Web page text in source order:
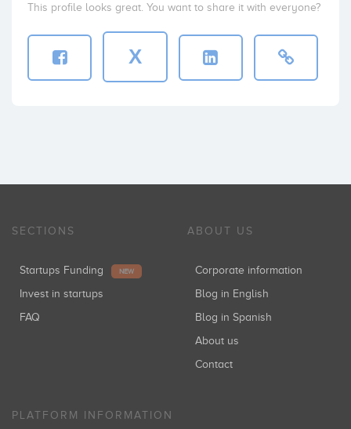
This profile looks great. You want to share it with everyone?
X
SECTIONS
Startups Funding NEW
Invest in startups
FAQ
ABOUT US
Corporate information
Blog in English
Blog in Spanish
About us
Contact
PLATFORM INFORMATION